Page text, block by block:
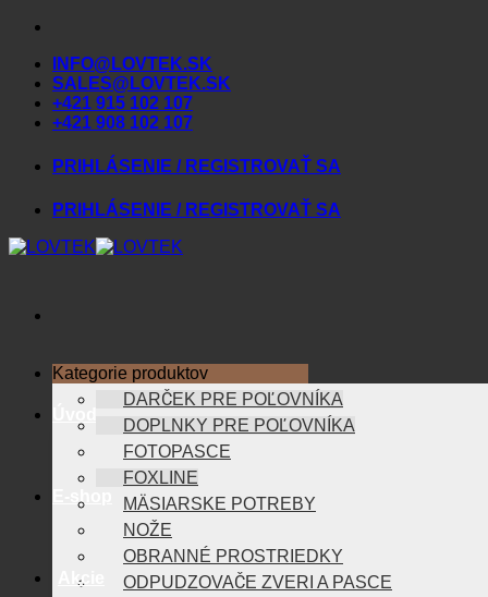
Skip
contentINFO@LOVTEK.SK
SALES@LOVTEK.SK
+421 915 102 107
+421 908 102 107
PRIHLÁSENIE / REGISTROVAŤ SA
PRIHLÁSENIE / REGISTROVAŤ SA
Akcie
Kategorie produktov
DARČEK PRE POĽOVNÍKA
DOPLNKY PRE POĽOVNÍKA
FOTOPASCE
FOXLINE
MÄSIARSKE POTREBY
NOŽE
OBRANNÉ PROSTRIEDKY
ODPUDZOVAČE ZVERI A PASCE